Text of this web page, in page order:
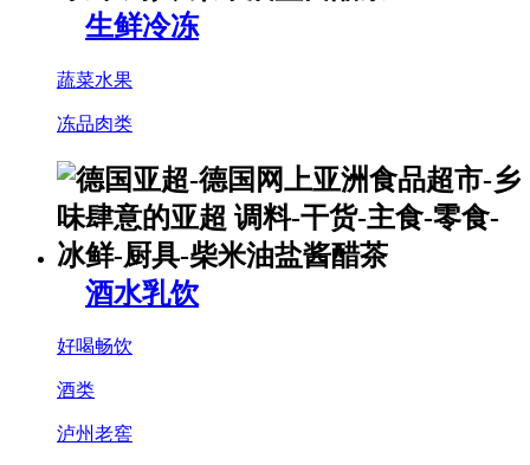
生鲜冷冻
蔬菜水果
冻品肉类
酒水乳饮
好喝畅饮
酒类
泸州老窖